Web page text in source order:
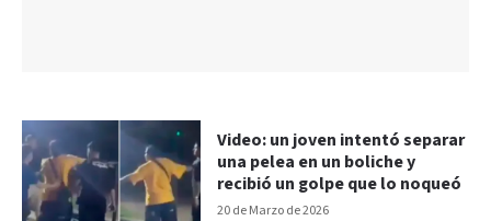
20 de Marzo de 2026
Video: un joven intentó separar
una pelea en un boliche y
recibió un golpe que lo noqueó